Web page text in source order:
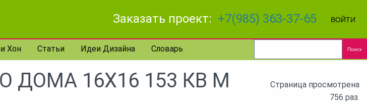
Заказать проект: +7(985) 363-37-65 ВОЙТИ
Хон Статьи Идеи Дизайна Словарь Поиск
ДОМА 16X16 153 КВ М
Страница просмотрена
756 раз.